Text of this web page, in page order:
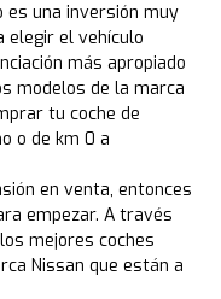
es una inversión muy
elegir el vehículo
más apropiado
modelos de la marca
tu coche de
o de km 0 a
en venta, entonces
empezar. A través
mejores coches
Nissan que están a